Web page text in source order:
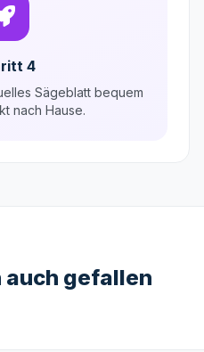
4
Sägeblatt bequem
nach Hause.
auch gefallen